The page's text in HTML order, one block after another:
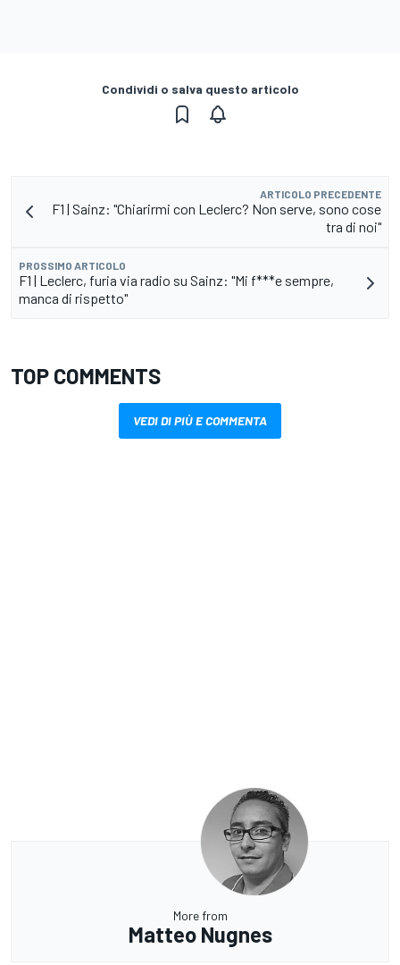
Condividi o salva questo articolo
ARTICOLO PRECEDENTE
F1 | Sainz: "Chiarirmi con Leclerc? Non serve, sono cose
tra di noi"
PROSSIMO ARTICOLO
F1 | Leclerc, furia via radio su Sainz: "Mi f***e sempre,
manca di rispetto"
TOP COMMENTS
VEDI DI PIÙ E COMMENTA
More from
Matteo Nugnes